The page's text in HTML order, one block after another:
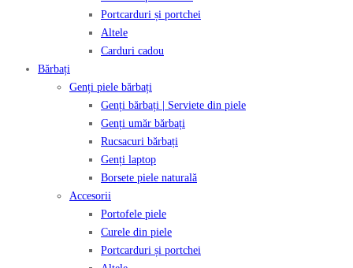
Portcarduri și portchei
Altele
Carduri cadou
Bărbați
Genți piele bărbați
Genți bărbați | Serviete din piele
Genți umăr bărbați
Rucsacuri bărbați
Genți laptop
Borsete piele naturală
Accesorii
Portofele piele
Curele din piele
Portcarduri și portchei